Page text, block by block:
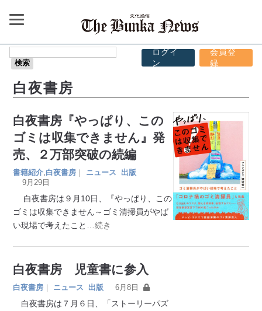
ログイ
ン
会員登
録
白夜書房
白夜書房『やっぱり、この
ゴミは収集できません』発
売、２万部突破の続編
書籍紹介 白夜書房 ｜ ニュース
出版
9月29日
白夜書房は９月10日、『やっぱり、この
ゴミは収集できません～ゴミ清掃員がやば
い現場で考えたこと
…続き
白夜書房 児童書に参入
白夜書房 ｜ ニュース 出版 6月8日
白夜書房は７月６日、「ストーリーパズ